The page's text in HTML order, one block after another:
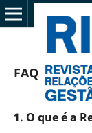
FAQ
1. O que é a